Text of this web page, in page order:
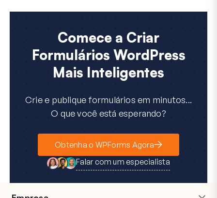
Comece a Criar
Formulários WordPress
Mais Inteligentes
Crie e publique formulários em minutos...
O que você está esperando?
Obtenha o WPForms Agora
Falar com um especialista